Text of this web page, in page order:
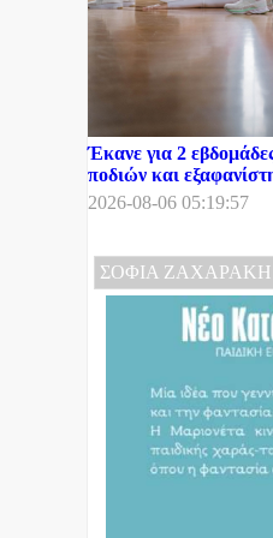
Έκανε για 2
ποδιών και
2026-08-06 05:19:57
ΣΟΦΙΑ ΖΑΧΑΡΑΚΗ